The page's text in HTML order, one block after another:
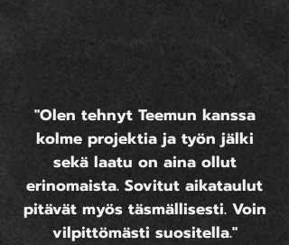
"Olen tehnyt Teemun kanssa
kolme projektia ja työn jälki
sekä laatu on aina ollut
erinomaista. Sovitut aikataulut
pitävät myös täsmällisesti. Voin
vilpittömästi suositella."